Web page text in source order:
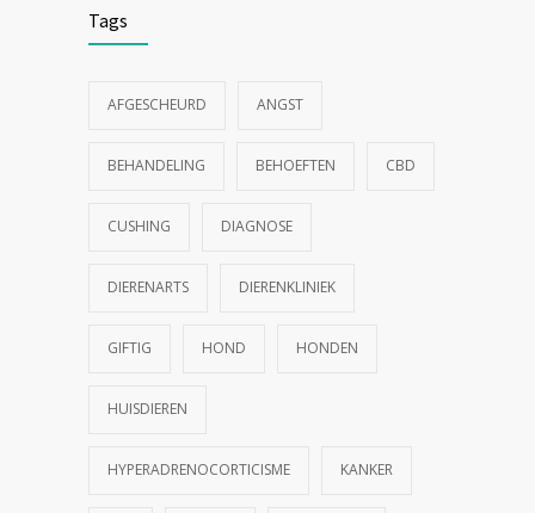
Tags
AFGESCHEURD ANGST
BEHANDELING BEHOEFTEN CBD
CUSHING DIAGNOSE
DIERENARTS DIERENKLINIEK
GIFTIG HOND HONDEN
HUISDIEREN
HYPERADRENOCORTICISME KANKER